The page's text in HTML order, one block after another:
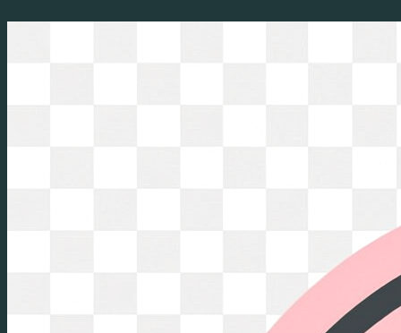
Перейти